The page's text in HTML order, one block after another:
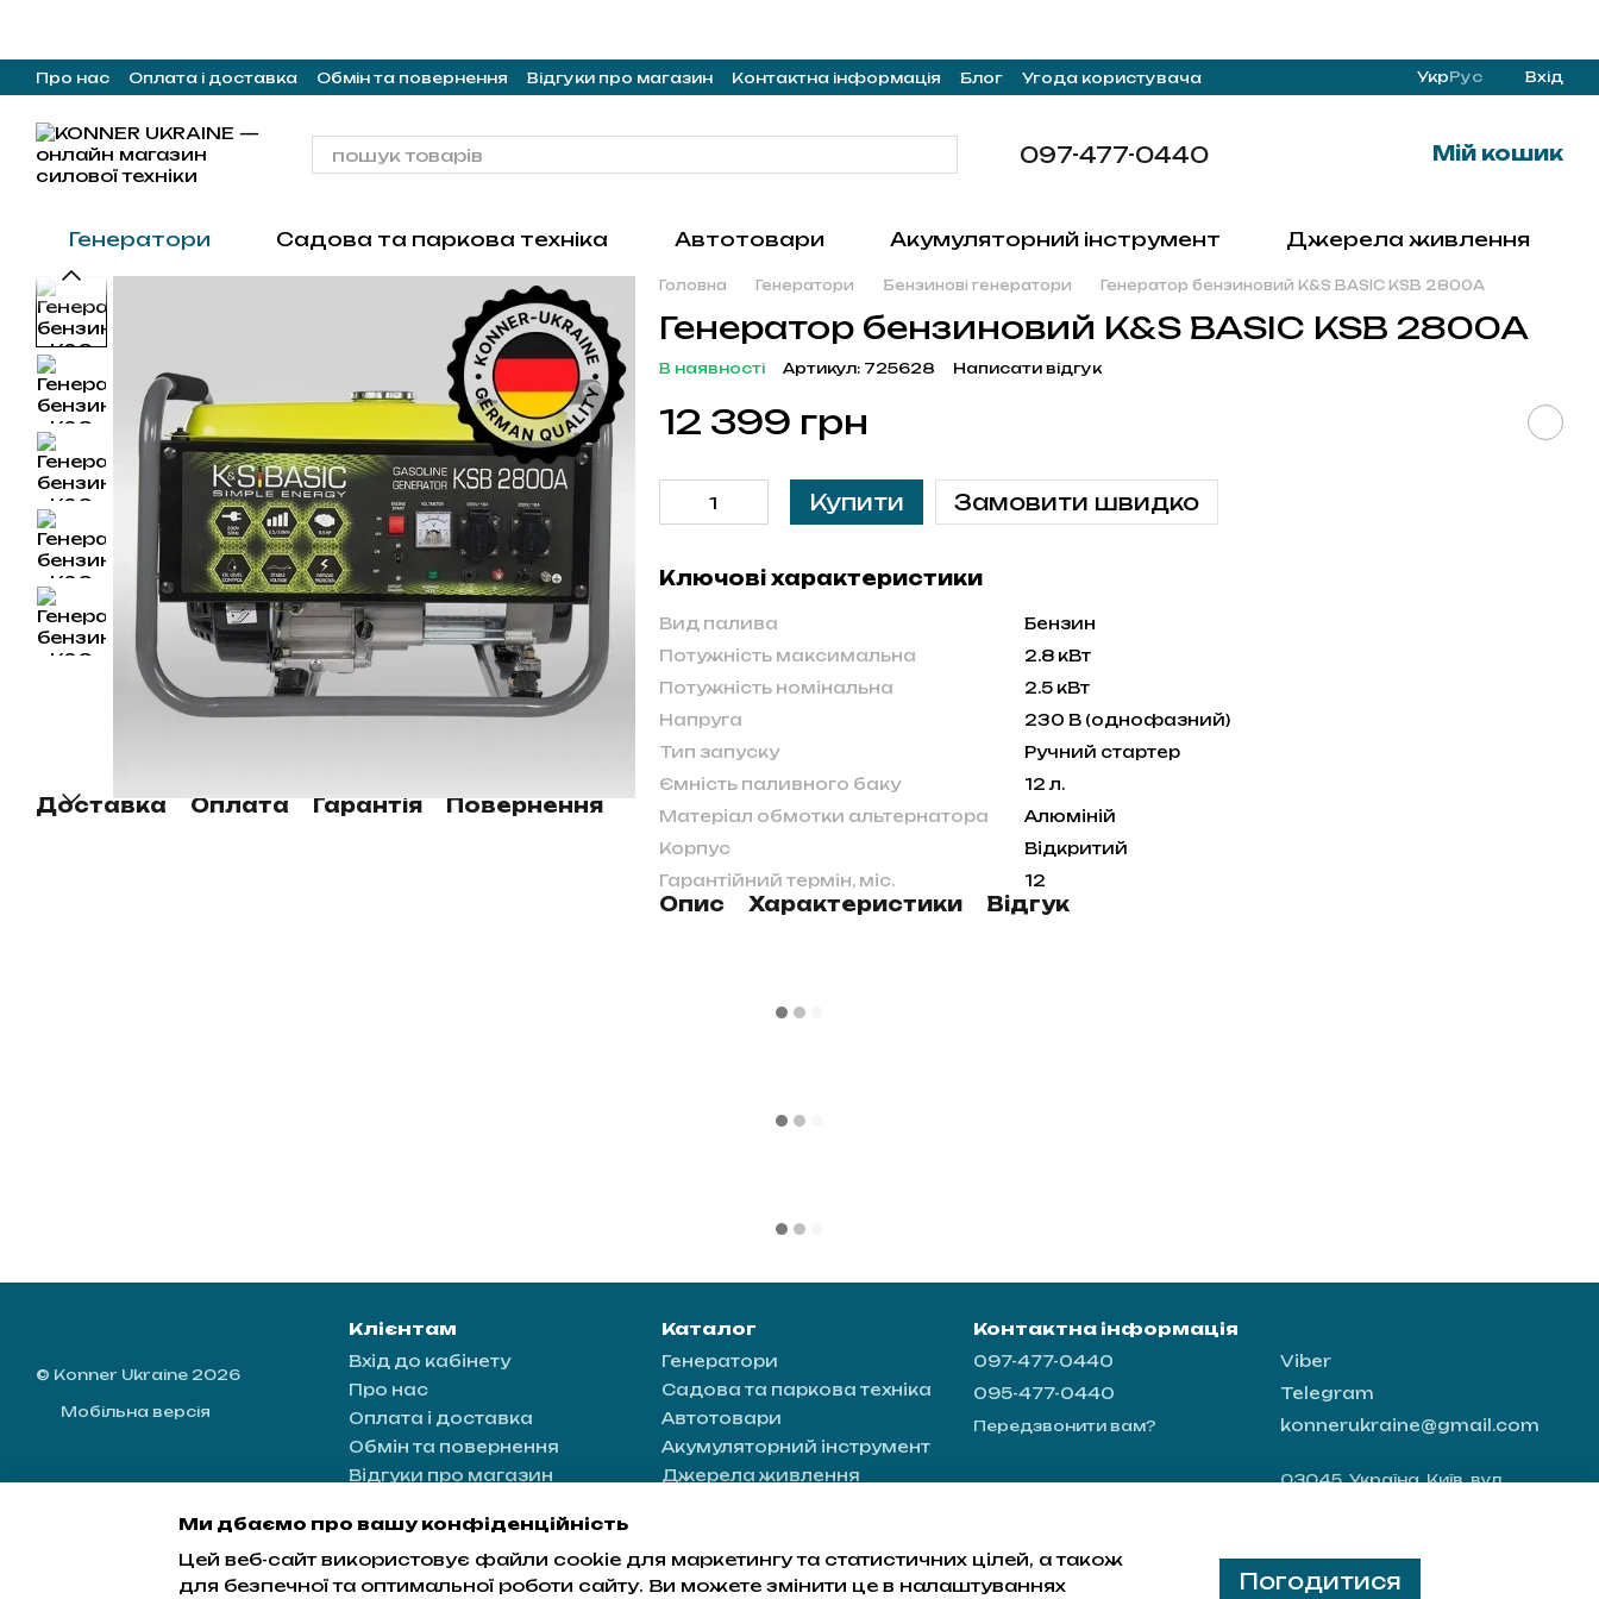
Про нас Оплата і доставка Обмін та повернення Відгуки про магазин Контактна інформація Блог Угода користувача УкрРус Вхід
097-477-0440 Мій кошик
Генератори Садова та паркова техніка Автотовари Акумуляторний інструмент Джерела живлення
Доставка Оплата Гарантія Повернення
Головна Генератори Бензинові генератори Генератор бензиновий K&S BASIC KSB 2800A
Генератор бензиновий K&S BASIC KSB 2800A
В наявності Артикул: 725628 Написати відгук
12 399 грн
Купити Замовити швидко
Ключові характеристики
Вид палива
Бензин
Потужність максимальна
2.8 кВт
Потужність номінальна
2.5 кВт
Напруга
230 В (однофазний)
Тип запуску
Ручний стартер
Ємність паливного баку
12 л.
Матеріал обмотки альтернатора
Алюміній
Корпус
Відкритий
Гарантійний термін, міс.
12
Опис Характеристики Відгук
© Konner Ukraine 2026
Мобільна версія
Клієнтам
Вхід до кабінету
Про нас
Оплата і доставка
Обмін та повернення
Відгуки про магазин
Блог
Угода користувача
Мапа сайту
Каталог
Генератори
Садова та паркова техніка
Автотовари
Акумуляторний інструмент
Джерела живлення
Контактна інформація
097-477-0440
095-477-0440
Передзвонити вам?
Viber
Telegram
konnerukraine@gmail.com
03045, Україна, Київ, вул.
Ми дбаємо про вашу конфіденційність
Цей веб-сайт використовує файли cookie для маркетингу та статистичних цілей, а також
для безпечної та оптимальної роботи сайту. Ви можете змінити це в налаштуваннях
Погодитися